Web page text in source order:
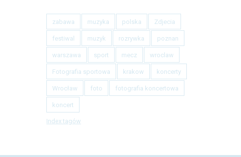
zabawa muzyka polska Zdjecia
festiwal muzyk rozrywka poznan
warszawa sport mecz wroclaw
Fotografia sportowa krakow koncerty
Wrocław foto fotografia koncertowa
koncert
Index tagów